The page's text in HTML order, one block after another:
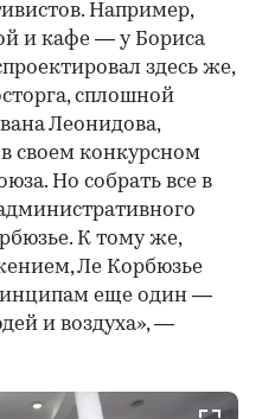
Например,
и кафе — у Бориса
здесь же,
сплошной
Леонидова,
своем конкурсном
Но собрать все в
К тому же,
Ле Корбюзье
еще один —
и воздуха», —